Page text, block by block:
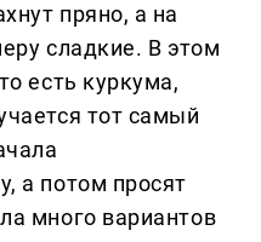
пряно, а на
сладкие. В этом
есть куркума,
тот самый
а потом просят
много вариантов